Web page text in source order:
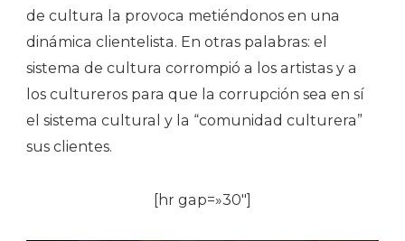
de cultura la provoca metiéndonos en una
dinámica clientelista. En otras palabras: el
sistema de cultura corrompió a los artistas y a
los cultureros para que la corrupción sea en sí
el sistema cultural y la “comunidad culturera”
sus clientes.
[hr gap=»30″]